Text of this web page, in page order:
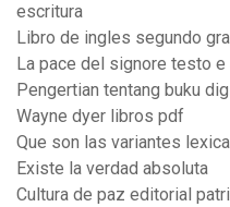
escritura
Libro de ingles segundo
La pace del signore testo e
Pengertian tentang buku
Wayne dyer libros pdf
Que son las variantes
Existe la verdad absoluta
Cultura de paz editorial